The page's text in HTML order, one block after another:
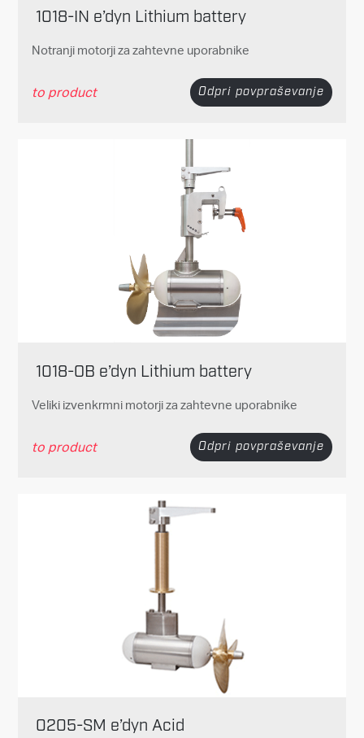
1018-IN e’dyn Lithium battery
Notranji motorji za zahtevne uporabnike
to product Odpri povpraševanje
1018-OB e’dyn Lithium battery
Veliki izvenkrmni motorji za zahtevne uporabnike
to product Odpri povpraševanje
0205-SM e’dyn Acid